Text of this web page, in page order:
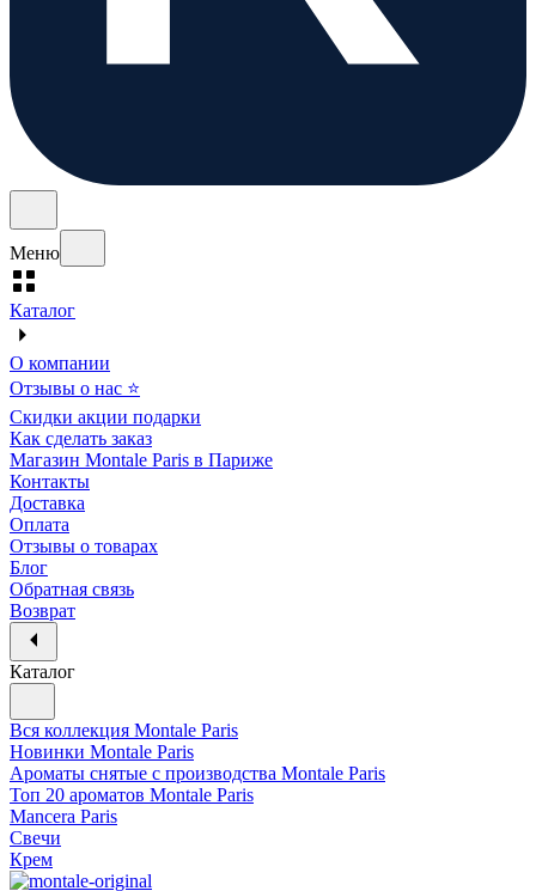
Меню
Каталог
О компании
Отзывы о нас ⭐
Скидки акции подарки
Как сделать заказ
Магазин Montale Paris в Париже
Контакты
Доставка
Оплата
Отзывы о товарах
Блог
Обратная связь
Возврат
Каталог
Вся коллекция Montale Paris
Новинки Montale Paris
Ароматы cнятые с производства Montale Paris
Топ 20 ароматов Montale Paris
Mancera Paris
Свечи
Крем